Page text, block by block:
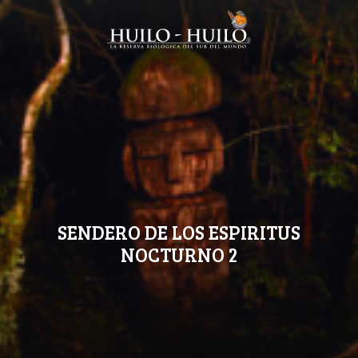
SENDERO DE LOS ESPIRITUS
NOCTURNO 2